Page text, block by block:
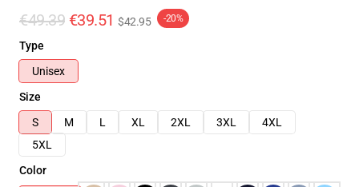
€49.39 €39.51 $42.95 -20%
Type
Unisex
Size
S
M L XL 2XL 3XL
4XL
5XL
Color